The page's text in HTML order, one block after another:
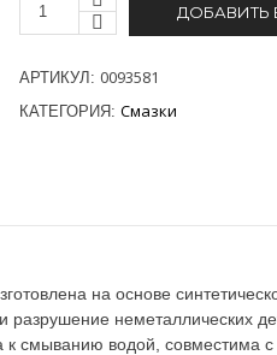
ДОБАВИТЬ
АРТИКУЛ: 0093581
КАТЕГОРИЯ: Смазки
на основе
неметаллических
смыванию водой, совместима